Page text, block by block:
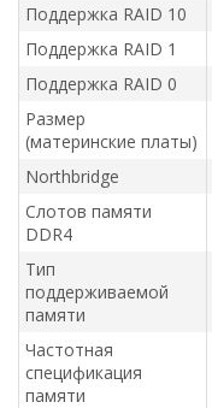
Поддержка RAID 10
Поддержка RAID 1
Поддержка RAID 0
Размер
(материнские платы)
Northbridge
Слотов памяти
DDR4
Тип
поддерживаемой
памяти
Частотная
спецификация
памяти